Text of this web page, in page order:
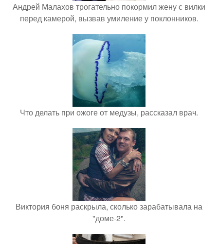
Андрей Малахов трогательно покормил жену с вилки
перед камерой, вызвав умиление у поклонников.
Что делать при ожоге от медузы, рассказал врач.
Виктория боня раскрыла, сколько зарабатывала на
"доме-2".